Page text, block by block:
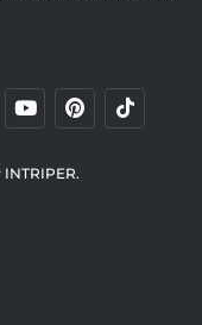
INTRIPER.